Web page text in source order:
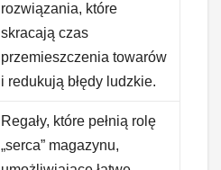
rozwiązania, które
skracają czas
przemieszczenia towarów
i redukują błędy ludzkie.
Regały, które pełnią rolę
„serca” magazynu,